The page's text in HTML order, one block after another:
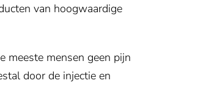
van hoogwaardige
meeste mensen geen pijn
door de injectie en